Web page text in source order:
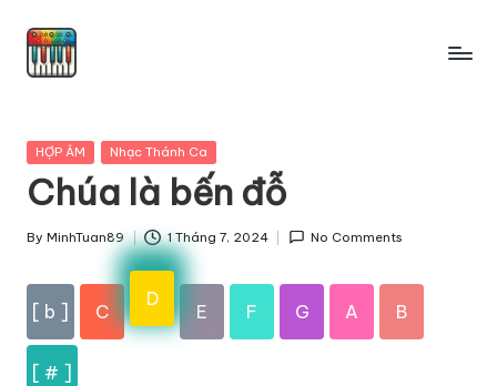
Skip
Posted
HỢP ÂM Nhạc Thánh Ca
Chúa là bến đỗ
Posted
By MinhTuan89 1 Tháng 7, 2024 No Comments
[ b ] C
D
E F G A B
[ # ]